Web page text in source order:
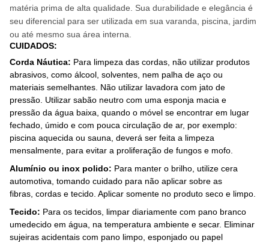
matéria prima de alta qualidade. Sua durabilidade e elegância é
seu diferencial para ser utilizada em sua varanda, piscina, jardim
ou até mesmo sua área interna.
CUIDADOS:
Corda Náutica: Para limpeza das cordas, não utilizar produtos
abrasivos, como álcool, solventes, nem palha de aço ou
materiais semelhantes. Não utilizar lavadora com jato de
pressão. Utilizar sabão neutro com uma esponja macia e
pressão da água baixa, quando o móvel se encontrar em lugar
fechado, úmido e com pouca circulação de ar, por exemplo:
piscina aquecida ou sauna, deverá ser feita a limpeza
mensalmente, para evitar a proliferação de fungos e mofo.
Alumínio ou inox polido: Para manter o brilho, utilize cera
automotiva, tomando cuidado para não aplicar sobre as
fibras, cordas e tecido. Aplicar somente no produto seco e limpo.
Tecido: Para os tecidos, limpar diariamente com pano branco
umedecido em água, na temperatura ambiente e secar. Eliminar
sujeiras acidentais com pano limpo, esponjado ou papel